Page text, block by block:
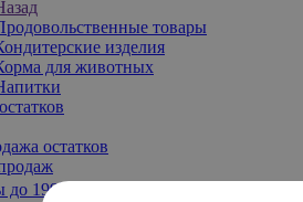
товары
изделия
для животных
остатков
до 199₽